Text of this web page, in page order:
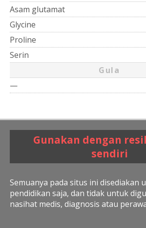
Asam glutamat
Glycine
Proline
Serin
Gula
—
Gunakan dengan
sendiri
Semuanya pada situs ini disediakan
pendidikan saja, dan tidak untuk
nasihat medis, diagnosis atau